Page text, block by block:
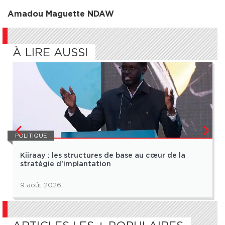
Amadou Maguette NDAW
À LIRE AUSSI
POLITIQUE
Kiiraay : les structures de base au cœur de la
stratégie d’implantation
9 août 2026